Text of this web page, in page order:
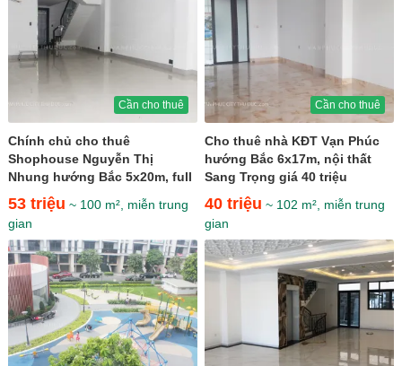
Cần cho thuê
Chính chủ cho thuê
Shophouse Nguyễn Thị
Nhung hướng Bắc 5x20m, full
nội thất trục thương mại
chính giá...
53 triệu ~ 100 m², miễn trung
gian
Cần cho thuê
Cho thuê nhà KĐT Vạn Phúc
hướng Bắc 6x17m, nội thất
Sang Trọng giá 40 triệu
40 triệu ~ 102 m², miễn trung
gian